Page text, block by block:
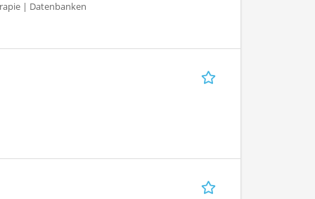
| Datenbanken